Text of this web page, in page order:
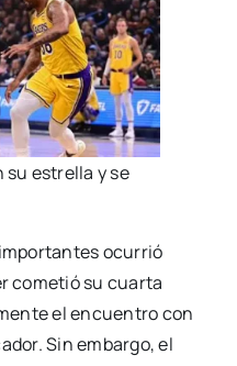
estrella y se
ocurrió
cometió su cuarta
el encuentro con
Sin embargo, el